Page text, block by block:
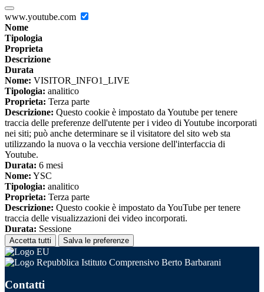
www.youtube.com
Nome
Tipologia
Proprieta
Descrizione
Durata
Nome: VISITOR_INFO1_LIVE
Tipologia: analitico
Proprieta: Terza parte
Descrizione: Questo cookie è impostato da Youtube per tenere
traccia delle preferenze dell'utente per i video di Youtube incorporati
nei siti; può anche determinare se il visitatore del sito web sta
utilizzando la nuova o la vecchia versione dell'interfaccia di
Youtube.
Durata: 6 mesi
Nome: YSC
Tipologia: analitico
Proprieta: Terza parte
Descrizione: Questo cookie è impostato da YouTube per tenere
traccia delle visualizzazioni dei video incorporati.
Durata: Sessione
Accetta tutti Salva le preferenze
Istituto Comprensivo Berto Barbarani
Contatti